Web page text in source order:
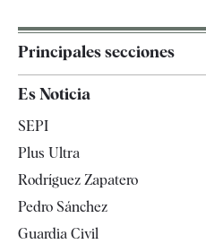
Principales secciones
España
Televisión
Es Noticia
SEPI
Plus Ultra
Rodríguez Zapatero
Pedro Sánchez
Guardia Civil